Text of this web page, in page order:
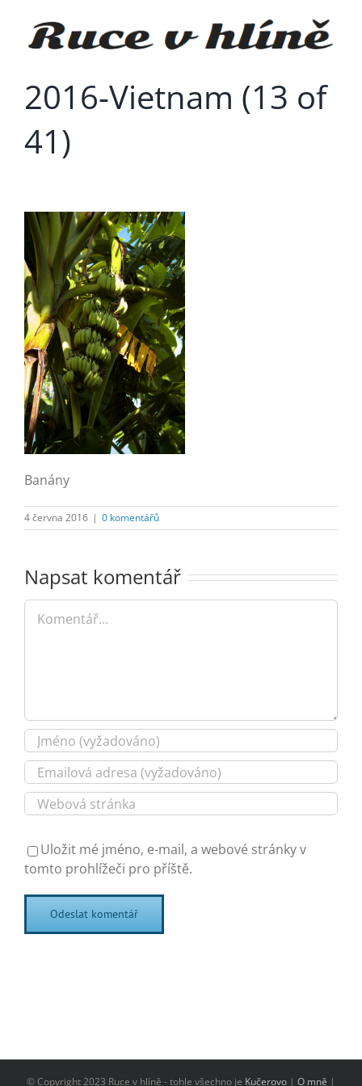
obsah
2016-Vietnam (13 of
41)
Banány
4 června 2016 | 0 komentářů
Napsat komentář
Komentář
Uložit mé jméno, e-mail, a webové stránky v
tomto prohlížeči pro příště.
© Copyright 2023 Ruce v hlíně - tohle všechno je Kučerovo | O mně |